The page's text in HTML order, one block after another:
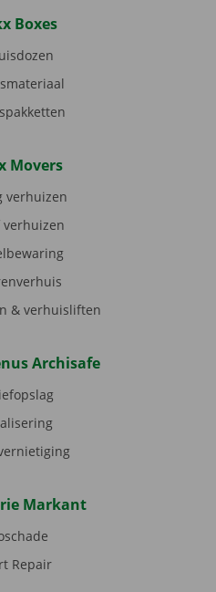
Boxes
Movers
verhuizen
& verhuisliften
Archisafe
Markant
Repair